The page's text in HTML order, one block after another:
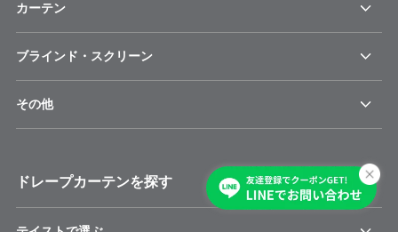
カーテン
ブラインド・スクリーン
その他
ドレープカーテンを探す